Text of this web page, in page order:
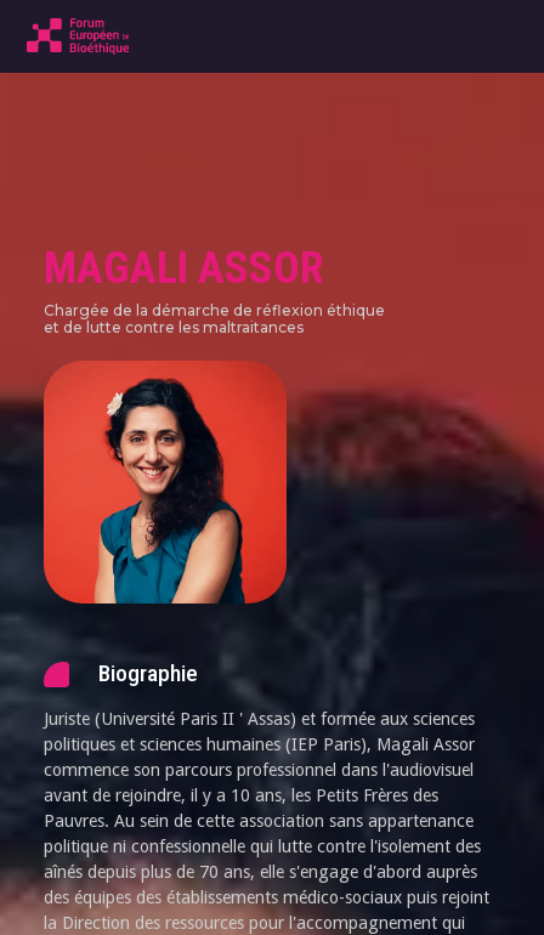
MAGALI ASSOR
Chargée de la démarche de réflexion éthique
et de lutte contre les maltraitances
Biographie
Juriste (Université Paris II ' Assas) et formée aux sciences
politiques et sciences humaines (IEP Paris), Magali Assor
commence son parcours professionnel dans l'audiovisuel
avant de rejoindre, il y a 10 ans, les Petits Frères des
Pauvres. Au sein de cette association sans appartenance
politique ni confessionnelle qui lutte contre l'isolement des
aînés depuis plus de 70 ans, elle s'engage d'abord auprès
des équipes des établissements médico-sociaux puis rejoint
la Direction des ressources pour l'accompagnement qui